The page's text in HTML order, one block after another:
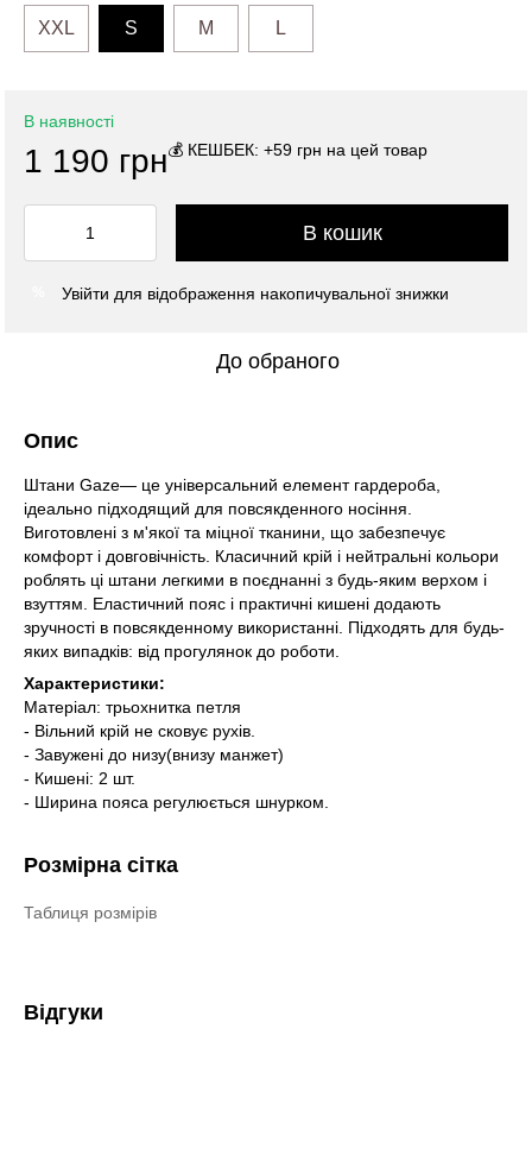
XXL S M L
В наявності
1 190 грн💰 КЕШБЕК: +59 грн на цей товар
В кошик
Увійти для відображення накопичувальної знижки
До обраного
Опис
Штани Gaze— це універсальний елемент гардероба,
ідеально підходящий для повсякденного носіння.
Виготовлені з м'якої та міцної тканини, що забезпечує
комфорт і довговічність. Класичний крій і нейтральні кольори
роблять ці штани легкими в поєднанні з будь-яким верхом і
взуттям. Еластичний пояс і практичні кишені додають
зручності в повсякденному використанні. Підходять для будь-
яких випадків: від прогулянок до роботи.
Характеристики:
Матеріал: трьохнитка петля
- Вільний крій не сковує рухів.
- Завужені до низу(внизу манжет)
- Кишені: 2 шт.
- Ширина пояса регулюється шнурком.
Розмірна сітка
Таблиця розмірів
Відгуки